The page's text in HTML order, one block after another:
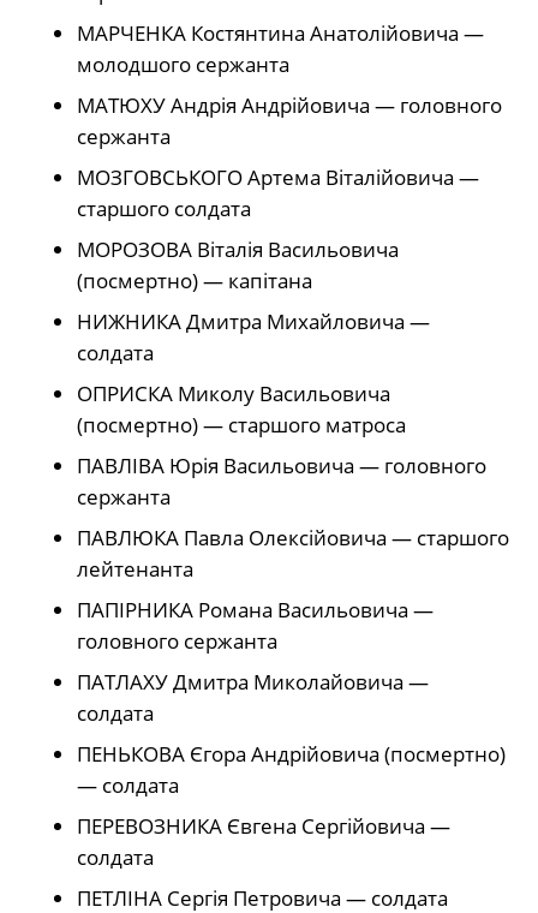
МАРЧЕНКА Костянтина Анатолійовича —
молодшого сержанта
МАТЮХУ Андрія Андрійовича — головного
сержанта
МОЗГОВСЬКОГО Артема Віталійовича —
старшого солдата
МОРОЗОВА Віталія Васильовича
(посмертно) — капітана
НИЖНИКА Дмитра Михайловича —
солдата
ОПРИСКА Миколу Васильовича
(посмертно) — старшого матроса
ПАВЛІВА Юрія Васильовича — головного
сержанта
ПАВЛЮКА Павла Олексійовича — старшого
лейтенанта
ПАПІРНИКА Романа Васильовича —
головного сержанта
ПАТЛАХУ Дмитра Миколайовича —
солдата
ПЕНЬКОВА Єгора Андрійовича (посмертно)
— солдата
ПЕРЕВОЗНИКА Євгена Сергійовича —
солдата
ПЕТЛІНА Сергія Петровича — солдата